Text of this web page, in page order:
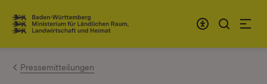
Zum Inhalt springen
Link zur Startseite
Pressemitteilungen